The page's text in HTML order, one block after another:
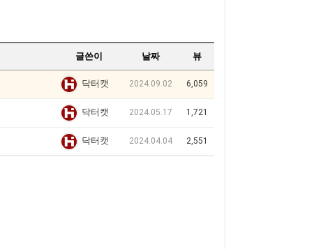
글쓴이 날짜 뷰
닥터캣 2024.09.02 6,059
닥터캣 2024.05.17 1,721
닥터캣 2024.04.04 2,551